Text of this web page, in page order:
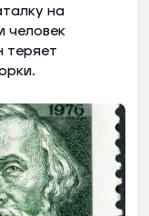
на
человек
теряет